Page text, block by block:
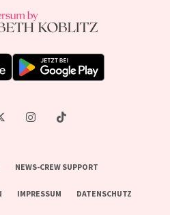
NEWS-CREW SUPPORT
IMPRESSUM DATENSCHUTZ